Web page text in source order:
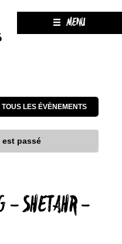
MENU
TOUS LES ÉVÈNEMENTS
est passé
– SHETAHR –